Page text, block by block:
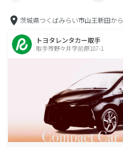
茨城県つくばみらい市山王新田から
トヨタレンタカー取手
取手市野々井字前原187-1